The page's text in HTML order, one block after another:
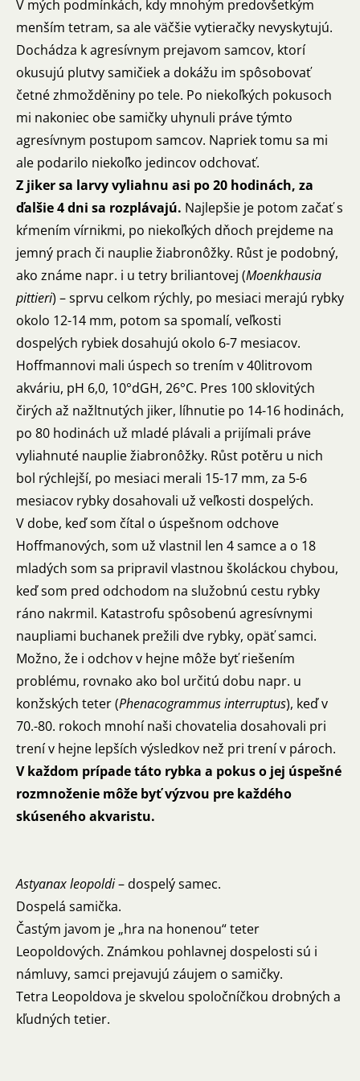
V mých podmínkách, kdy mnohým predovšetkým
menším tetram, sa ale väčšie vytieračky nevyskytujú.
Dochádza k agresívnym prejavom samcov, ktorí
okusujú plutvy samičiek a dokážu im spôsobovať
četné zhmožděniny po tele. Po niekoľkých pokusoch
mi nakoniec obe samičky uhynuli práve týmto
agresívnym postupom samcov. Napriek tomu sa mi
ale podarilo niekoľko jedincov odchovať.
Z jiker sa larvy vyliahnu asi po 20 hodinách, za
ďalšie 4 dni sa rozplávajú. Najlepšie je potom začať s
kŕmením vírnikmi, po niekoľkých dňoch prejdeme na
jemný prach či nauplie žiabronôžky. Růst je podobný,
ako známe napr. i u tetry briliantovej (Moenkhausia
pittieri) – sprvu celkom rýchly, po mesiaci merajú rybky
okolo 12-14 mm, potom sa spomalí, veľkosti
dospelých rybiek dosahujú okolo 6-7 mesiacov.
Hoffmannovi mali úspech so trením v 40litrovom
akváriu, pH 6,0, 10°dGH, 26°C. Pres 100 sklovitých
čirých až nažltnutých jiker, líhnutie po 14-16 hodinách,
po 80 hodinách už mladé plávali a prijímali práve
vyliahnuté nauplie žiabronôžky. Růst potěru u nich
bol rýchlejší, po mesiaci merali 15-17 mm, za 5-6
mesiacov rybky dosahovali už veľkosti dospelých.
V dobe, keď som čítal o úspešnom odchove
Hoffmanových, som už vlastnil len 4 samce a o 18
mladých som sa pripravil vlastnou školáckou chybou,
keď som pred odchodom na služobnú cestu rybky
ráno nakrmil. Katastrofu spôsobenú agresívnymi
naupliami buchanek prežili dve rybky, opäť samci.
Možno, že i odchov v hejne môže byť riešením
problému, rovnako ako bol určitú dobu napr. u
konžských teter (Phenacogrammus interruptus), keď v
70.-80. rokoch mnohí naši chovatelia dosahovali pri
trení v hejne lepších výsledkov než pri trení v pároch.
V každom prípade táto rybka a pokus o jej úspešné
rozmnoženie môže byť výzvou pre každého
skúseného akvaristu.
Astyanax leopoldi– dospelý samec.
Dospelá samička.
Častým javom je „hra na honenou“ teter
Leopoldových. Známkou pohlavnej dospelosti sú i
námluvy, samci prejavujú záujem o samičky.
Tetra Leopoldova je skvelou spoločníčkou drobných a
kľudných tetier.